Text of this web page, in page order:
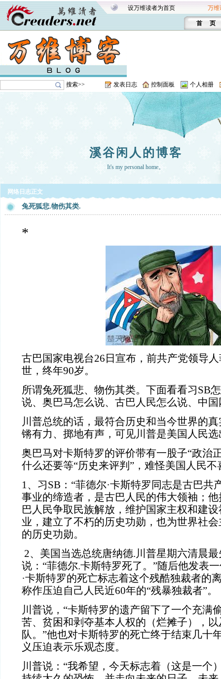
设万维读者为首页 万维
首 页
搜索>> 发表日志 控制面板 个人相册
溪谷闲人的博客
It's my personal home。
网络日志正文
兔死狐悲.物伤其类.
*
古巴国家电视台26日宣布，前共产党领导
世，终年90岁。
所谓兔死狐悲、物伤其类。下面看看习SB
说、奥巴马怎么说、古巴人民怎么说、
川普总统的话，最符合历史和当今世界的
锵有力、掷地有声，可见川普是美国人民
奥巴马对卡斯特罗的评价带有一股子“政治
什么还要等“历史来评判”，难怪美国人民不
1、习SB：“菲德尔·卡斯特罗同志是古巴共
事业的缔造者，是古巴人民的伟大领袖；
巴人民争取民族解放，维护国家主权和建
业，建立了不朽的历史功勋，也为世界社
的历史功勋。
2、美国当选总统唐纳德.川普星期六清晨
说：“菲德尔.卡斯特罗死了。”随后他发表
·卡斯特罗的死亡标志着这个残酷独裁者的
称作压迫自己人民近60年的“残暴独裁者”。
川普说，“卡斯特罗的遗产留下了一个充满
苦、贫困和剥夺基本人权的（烂摊子），
队。”他也对卡斯特罗的死亡终于结束几十
义压迫表示乐观态度。
川普说：“我希望，今天标志着（这是一个